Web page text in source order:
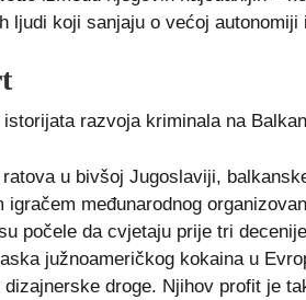
ljudi koji sanjaju o većoj autonomiji
razvoja kriminala na
u bivšoj Jugoslaviji,
igračem međunarodnog
počele da cvjetaju prije tri
južnoameričkog kokaina u
dizajnerske droge. Njihov profit je